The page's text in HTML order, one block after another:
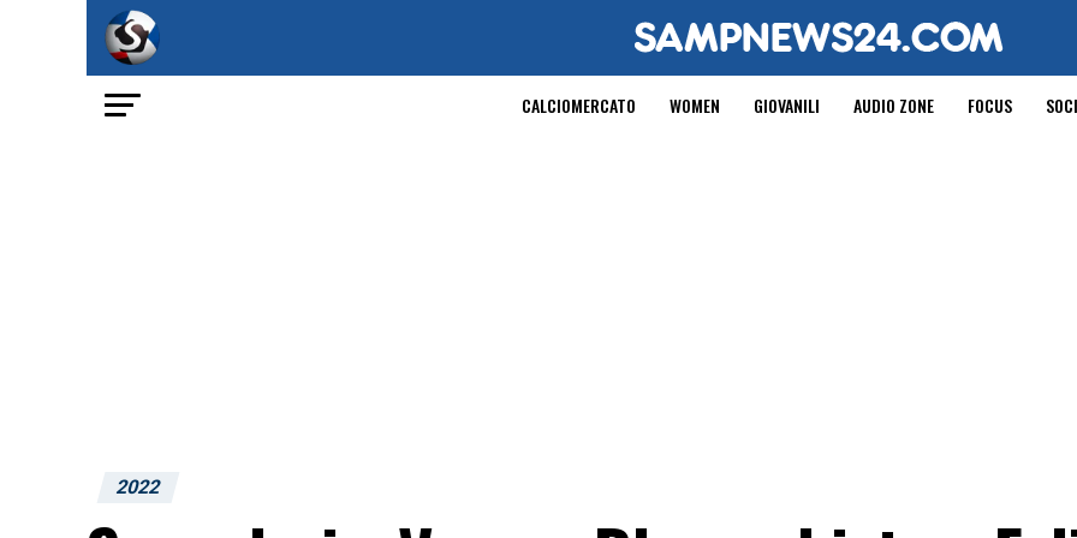
CALCIOMERCATO WOMEN GIOVANILI AUDIO ZONE FOCUS
2022